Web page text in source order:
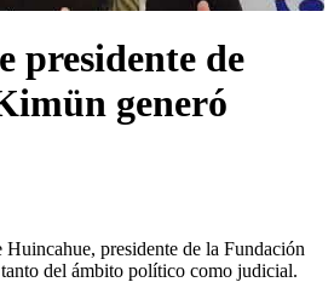
presidente de
generó
Huincahue, presidente de la Fundación
del ámbito político como judicial.